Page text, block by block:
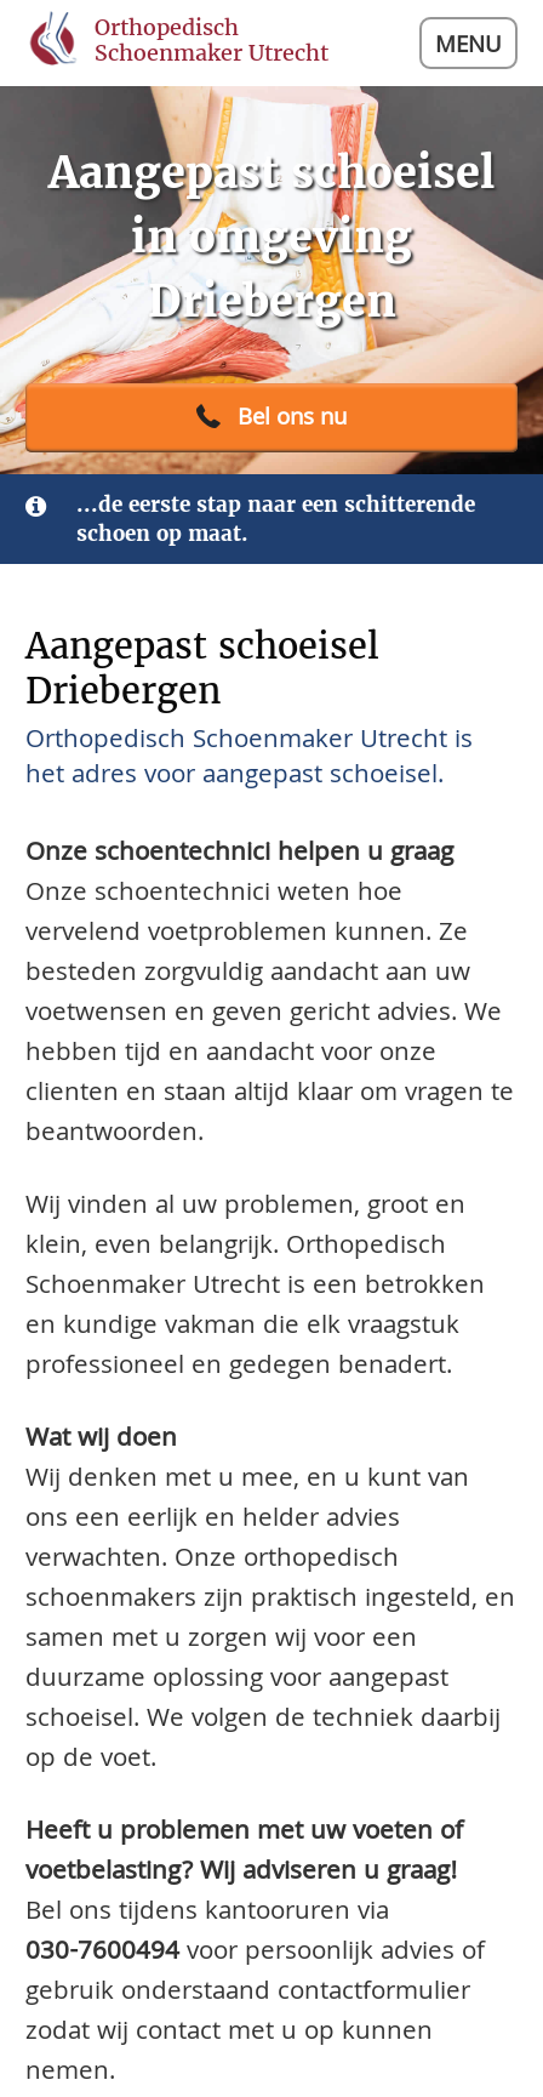
Orthopedisch
Schoenmaker Utrecht
MENU
Aangepast schoeisel
in omgeving
Driebergen
Bel ons nu
...de eerste stap naar een schitterende
schoen op maat.
Aangepast schoeisel
Driebergen
Orthopedisch Schoenmaker Utrecht is
het adres voor aangepast schoeisel.
Onze schoentechnici helpen u graag
Onze schoentechnici weten hoe
vervelend voetproblemen kunnen. Ze
besteden zorgvuldig aandacht aan uw
voetwensen en geven gericht advies. We
hebben tijd en aandacht voor onze
clienten en staan altijd klaar om vragen te
beantwoorden.
Wij vinden al uw problemen, groot en
klein, even belangrijk. Orthopedisch
Schoenmaker Utrecht is een betrokken
en kundige vakman die elk vraagstuk
professioneel en gedegen benadert.
Wat wij doen
Wij denken met u mee, en u kunt van
ons een eerlijk en helder advies
verwachten. Onze orthopedisch
schoenmakers zijn praktisch ingesteld, en
samen met u zorgen wij voor een
duurzame oplossing voor aangepast
schoeisel. We volgen de techniek daarbij
op de voet.
Heeft u problemen met uw voeten of
voetbelasting? Wij adviseren u graag!
Bel ons tijdens kantooruren via
030-7600494voor persoonlijk advies of
gebruik onderstaand contactformulier
zodat wij contact met u op kunnen
nemen.